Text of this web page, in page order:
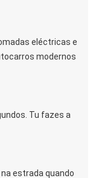
eléctricas e
modernos
Tu fazes a
estrada quando